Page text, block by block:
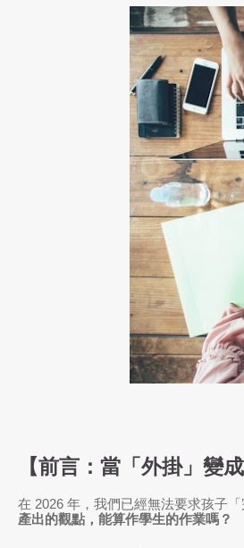
【前言：當「外掛」變
在 2026 年，我們已經無法要求孩子
產出的觀點，能算作學生的作業嗎？